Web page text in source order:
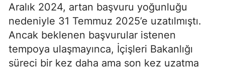
Aralık 2024, artan başvuru yoğunluğu
nedeniyle 31 Temmuz 2025’e uzatılmıştı.
Ancak beklenen başvurular istenen
tempoya ulaşmayınca, İçişleri Bakanlığı
süreci bir kez daha ama son kez uzatma